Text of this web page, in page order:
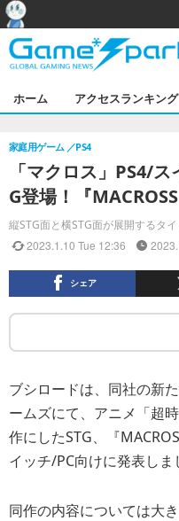
ホーム アクセスランキング
「マクロス」PS4/
G登場！『
縦STG面と横STG面が展開するタイ
家庭用ゲーム PS4
2023.1.10 Tue 12:36
シェア
ブシロードは、同社の新
ームズにて、アニメ「超
作にしたSTG、『
イッチ/PC向けに発表しま
同作の内容については大